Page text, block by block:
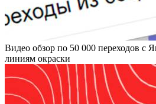
Видео обзор по 50 000 переходов с
линиям окраски